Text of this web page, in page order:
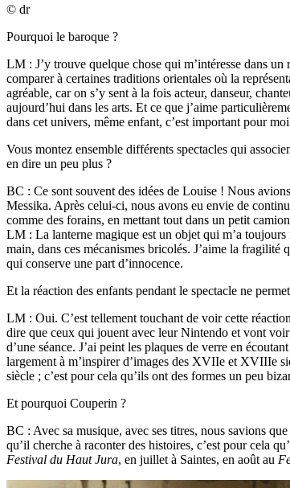
© dr
Pourquoi le baroque ?
LM : J’y trouve quelque chose qui m’intéresse dans
comparer à certaines traditions orientales où la
agréable, car on s’y sent à la fois acteur, danseur,
aujourd’hui dans les arts. Et ce que j’aime
dans cet univers, même enfant, c’est important pour
Vous montez ensemble différents spectacles qui
en dire un peu plus ?
BC : Ce sont souvent des idées de Louise ! Nous
Messika. Après celui-ci, nous avons eu envie de
comme des forains, en mettant tout dans un petit
LM : La lanterne magique est un objet qui m’a
main, dans ces mécanismes bricolés. J’aime la
qui conserve une part d’innocence.
Et la réaction des enfants pendant le spectacle ne
LM : Oui. C’est tellement touchant de voir cette
dire que ceux qui jouent avec leur Nintendo et vont
d’une séance. J’ai peint les plaques de verre en
largement à m’inspirer d’images des XVIIe et XVIIIe
siècle ; c’est pour cela qu’ils ont des formes un peu
Et pourquoi Couperin ?
BC : Avec sa musique, avec ses titres, nous savions
qu’il cherche à raconter des histoires, c’est pour cela
Festival du Haut Jura, en juillet à Saintes, en août au